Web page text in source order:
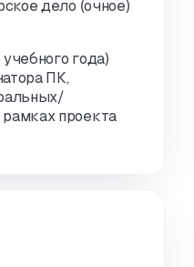
дело (очное)
года)
ПК,
проекта